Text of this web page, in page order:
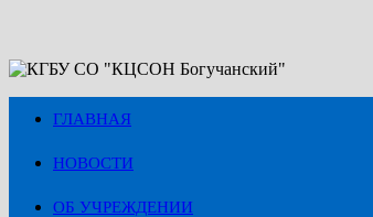
Перейти
к
содержимому
ГЛАВНАЯ
НОВОСТИ
ОБ УЧРЕЖДЕНИИ